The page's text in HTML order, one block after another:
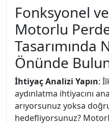
Fonksyonel
Motorlu
Tasarımında
Önünde
İhtiyaç Analizi Yapın:
aydınlatma ihtiyacını
arıyorsunuz yoksa
hedefliyorsunuz?